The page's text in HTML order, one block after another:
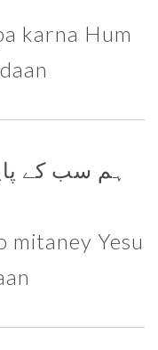
karna Hum
ہم سب کے
mitaney Yesu